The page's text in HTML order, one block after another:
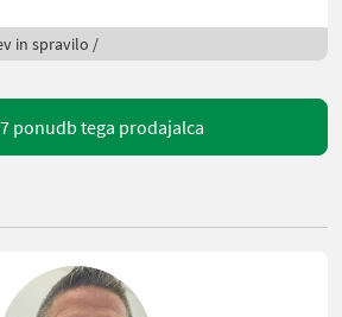
in spravilo /
ponudb tega prodajalca